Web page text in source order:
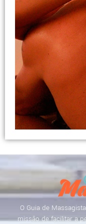
O Guia de
missão de facilitar a